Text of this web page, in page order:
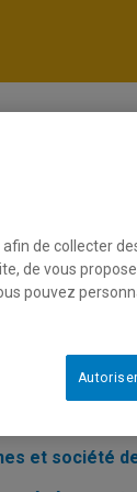
: un
qu’est-ce
Media : un
et société
de collecter
de vous
pouvez